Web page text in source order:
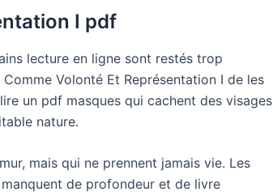
I pdf
lecture en ligne sont restés trop
Volonté Et Représentation I de les
un pdf masques qui cachent des visages
nature.
mais qui ne prennent jamais vie. Les
de profondeur et de livre